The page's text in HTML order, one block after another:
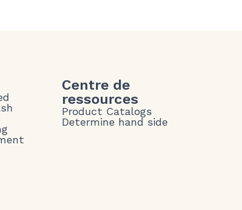
Centre de
ressources
Product Catalogs
Determine hand side